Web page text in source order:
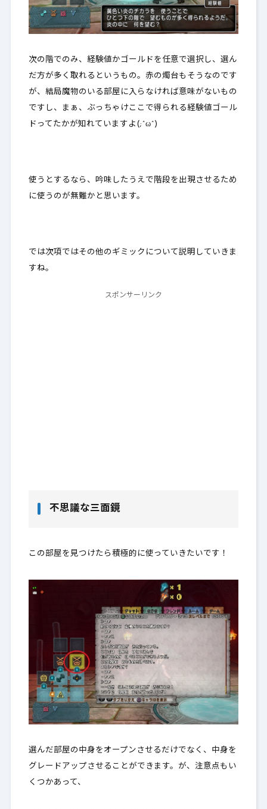
次の階でのみ、経験値かゴールドを任意で選択し、選ん
だ方が多く取れる というもの。赤の燭台もそうなのです
が、結局魔物のいる部屋に入らなければ意味がないもの
ですし、まぁ、ぶっちゃけここで得られる経験値ゴール
ドってたかが知れていますよ(;^ω^)
使うとするなら、吟味したうえで 階段を出現させるため
に使うのが無難か と思います。
では次項ではその他のギミックについて説明していきま
すね。
スポンサーリンク
不思議な三面鏡
この部屋を見つけたら積極的に使っていきたいです！
選んだ部屋の中身をオープンさせるだけでなく、中身を
グレードアップさせることができます。が、注意点もい
くつかあって、